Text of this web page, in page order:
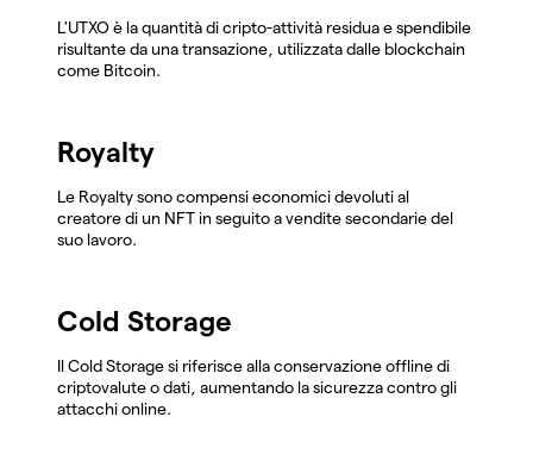
L'UTXO è la quantità di cripto-attività residua e spendibile
risultante da una transazione, utilizzata dalle blockchain
come Bitcoin.
Royalty
Le Royalty sono compensi economici devoluti al
creatore di un NFT in seguito a vendite secondarie del
suo lavoro.
Cold Storage
Il Cold Storage si riferisce alla conservazione offline di
criptovalute o dati, aumentando la sicurezza contro gli
attacchi online.